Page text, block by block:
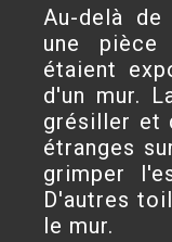
Au-delà
une pièce
étaient
d'un mur.
grésiller et
étranges
grimper
D'autres
le mur.